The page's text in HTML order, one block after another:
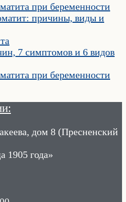
при беременности
причины, виды и
7 симптомов и 6 видов
при беременности
дом 8 (Пресненский
1905 года»